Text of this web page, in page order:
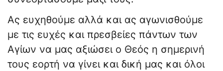
Ας ευχηθούμε αλλά και ας αγωνισθούμε
με τις ευχές και πρεσβείες πάντων των
Αγίων να μας αξιώσει ο Θεός η σημερινή
τους εορτή να γίνει και δική μας και όλοι